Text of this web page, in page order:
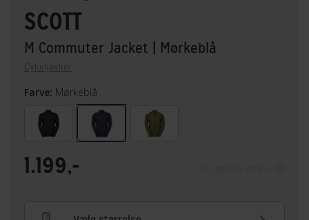
SCOTT
M Commuter Jacket | Mørkeblå
Cykeljakker
Farve: Mørkeblå
1.199,-